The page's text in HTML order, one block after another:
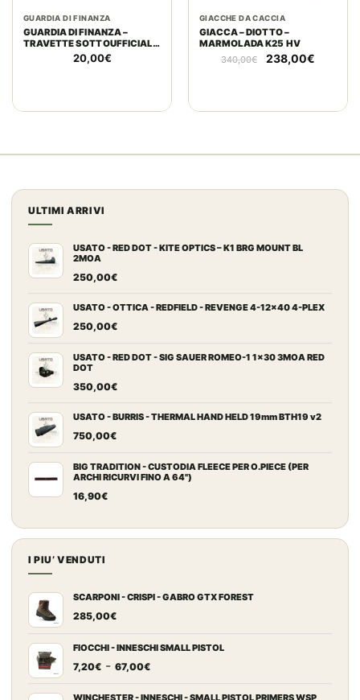
GUARDIA DI FINANZA
GUARDIA DI FINANZA –
TRAVETTE SOTTOUFFICIALE
PER DIVISA GALA (COPPIA)
20,00€
GIACCHE DA CACCIA
GIACCA – DIOTTO –
MARMOLADA K25 HV
340,00€
Il
prezzo
238,00€
ULTIMI ARRIVI
USATO - RED DOT - KITE OPTICS – K1 BRG MOUNT BL
2MOA
250,00€
USATO - OTTICA - REDFIELD - REVENGE 4-12x40 4-PLEX
250,00€
USATO - RED DOT - SIG SAUER ROMEO-1 1x30 3MOA RED
DOT
350,00€
USATO - BURRIS - THERMAL HAND HELD 19mm BTH19 v2
750,00€
BIG TRADITION - CUSTODIA FLEECE PER O.PIECE (PER
ARCHI RICURVI FINO A 64")
16,90€
I PIU’ VENDUTI
SCARPONI - CRISPI - GABRO GTX FOREST
285,00€
FIOCCHI - INNESCHI SMALL PISTOL
7,20€ - 67,00€Fascia